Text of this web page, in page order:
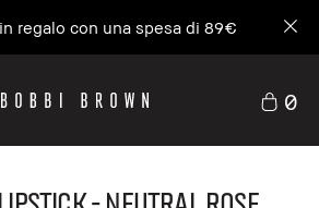
regalo con una spesa di 89€
0